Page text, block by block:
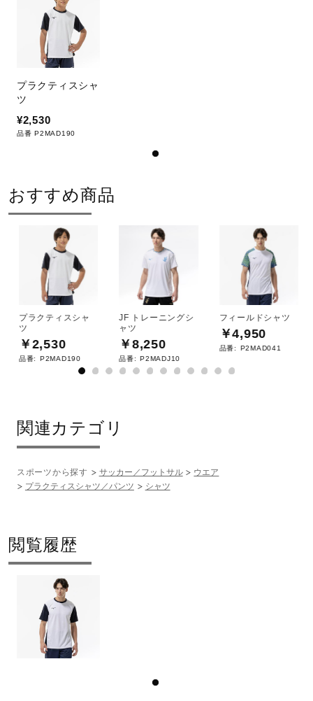
ン仕上げができる
弱い操作によるウエットクリーニン
グができる
サイズ
カラー
71：ホワイト×ディープネイビー
ポリエステル100％
原産国
プラクティスシャ
ツ
¥2,530
品番 P2MAD190
おすすめ商品
プラクティスシャ
ツ
￥2,530
品番: P2MAD190
JF トレーニングシ
ャツ
￥8,250
品番: P2MADJ10
フィールドシャツ
￥4,950
品番: P2MAD041
関連カテゴリ
スポーツから探す サッカー／フットサル
ウエア
プラクティスシャツ／パンツ
シャツ
閲覧履歴